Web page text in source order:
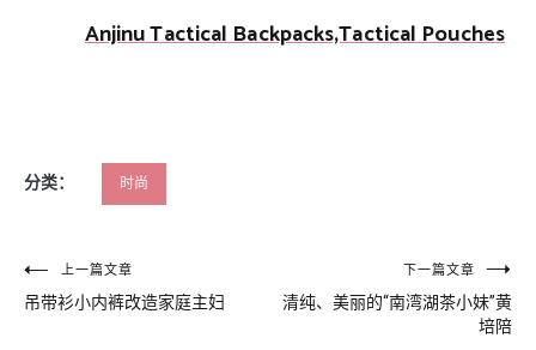
Anjinu Tactical Backpacks,Tactical Pouches
分类： 时尚
文
章
上一篇文章
吊带衫小内裤改造家庭主妇
下一篇文章
清纯、美丽的“南湾湖茶小妹”黄
培陪